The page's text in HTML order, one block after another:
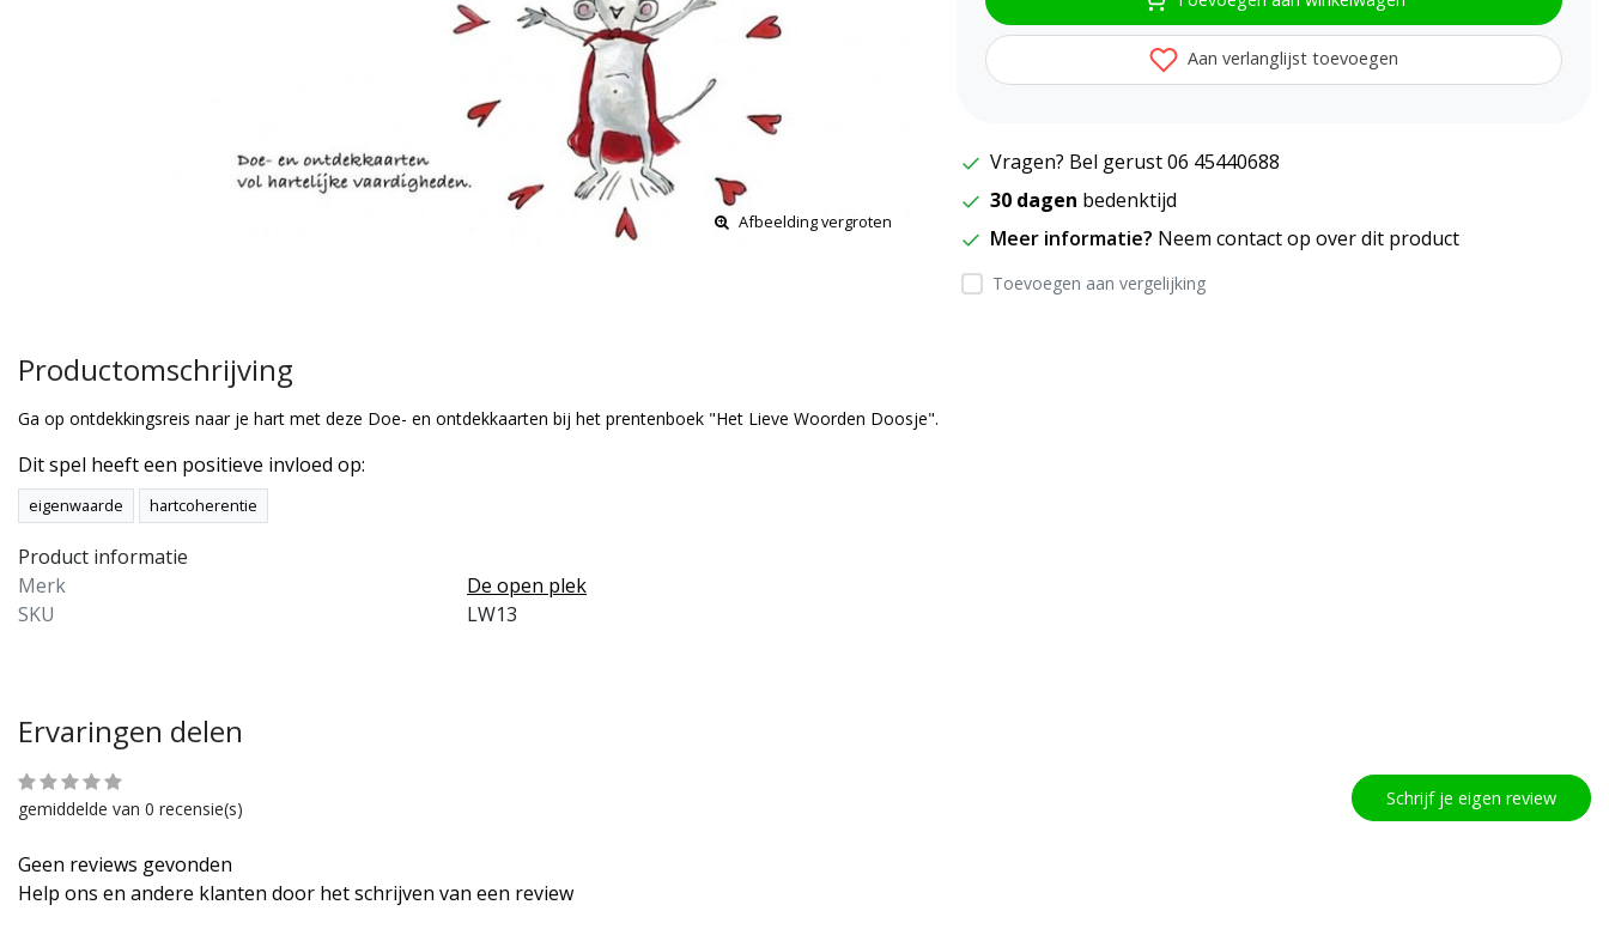
Afbeelding vergroten
Aan verlanglijst toevoegen
Vragen? Bel gerust 06 45440688
30 dagen bedenktijd
Meer informatie? Neem contact op over dit product
Toevoegen aan vergelijking
Productomschrijving
Ga op ontdekkingsreis naar je hart met deze Doe- en ontdekkaarten bij het prentenboek "Het Lieve Woorden Doosje".
Dit spel heeft een positieve invloed op:
eigenwaarde hartcoherentie
Product informatie
Merk
De open plek
SKU
LW13
Ervaringen delen
gemiddelde van 0 recensie(s) Schrijf je eigen review
Geen reviews gevonden
Help ons en andere klanten door het schrijven van een review